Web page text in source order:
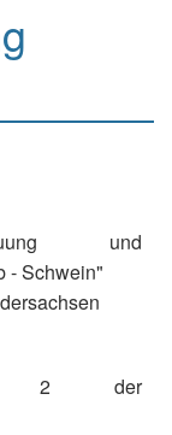
und
- Schwein"
2 der